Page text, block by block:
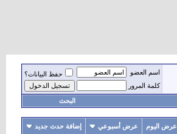
اسم العضو
حفظ البيانات؟
كلمة المرور
البحث
عرض اليوم عرض أسبوعي إضافة حدث جديد